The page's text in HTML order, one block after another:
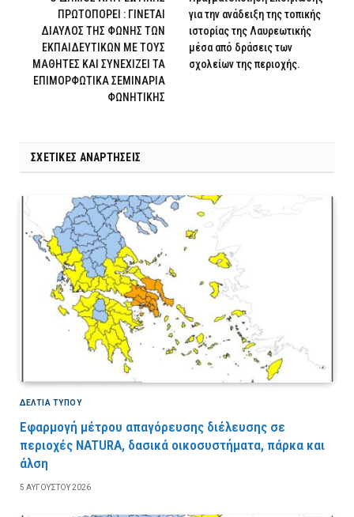
ΠΡΩΤΟΠΟΡΕΙ : ΓΙΝΕΤΑΙ
ΔΙΑΥΛΟΣ ΤΗΣ ΦΩΝΗΣ ΤΩΝ
ΕΚΠΑΙΔΕΥΤΙΚΩΝ ΜΕ ΤΟΥΣ
ΜΑΘΗΤΕΣ ΚΑΙ ΣΥΝΕΧΙΖΕΙ ΤΑ
ΕΠΙΜΟΡΦΩΤΙΚΑ ΣΕΜΙΝΑΡΙΑ
ΦΩΝΗΤΙΚΗΣ
για την ανάδειξη της τοπικής
ιστορίας της Λαυρεωτικής
μέσα από δράσεις των
σχολείων της περιοχής.
ΣΧΕΤΙΚΈΣ ΑΝΑΡΤΉΣΕΙΣ
ΔΕΛΤΙΑ ΤΥΠΟΥ
Εφαρμογή μέτρου απαγόρευσης διέλευσης σε
περιοχές NATURA, δασικά οικοσυστήματα, πάρκα και
άλση
5 ΑΥΓΟΎΣΤΟΥ 2026